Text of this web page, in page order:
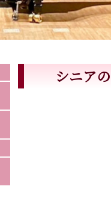
シニ